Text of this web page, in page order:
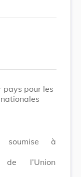
pays pour les
soumise à
l’Union